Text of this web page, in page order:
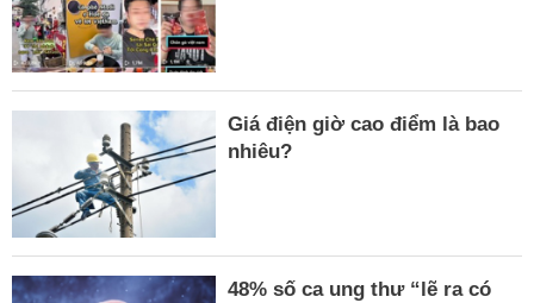
Giá điện giờ cao điểm là bao
nhiêu?
48% số ca ung thư “lẽ ra có